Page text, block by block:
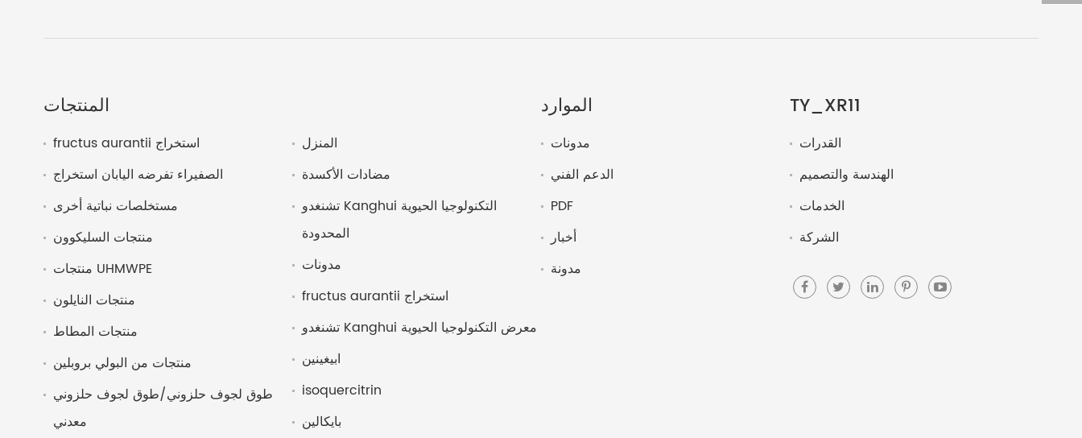
المنتجات
fructus aurantii استخراج
الصفيراء تفرضه اليابان استخراج
مستخلصات نباتية أخرى
منتجات السليكوون
منتجات UHMWPE
منتجات النايلون
منتجات المطاط
منتجات من البولي بروبلين
طوق لجوف حلزوني/طوق لجوف حلزوني
معدني
المنزل
مضادات الأكسدة
تشنغدو Kanghui التكنولوجيا الحيوية
المحدودة
مدونات
fructus aurantii استخراج
تشنغدو Kanghui معرض التكنولوجيا الحيوية
ابيغينين
isoquercitrin
بايكالين
الموارد
مدونات
الدعم الفني
PDF
أخبار
مدونة
TY_XR11
القدرات
الهندسة والتصميم
الخدمات
الشركة